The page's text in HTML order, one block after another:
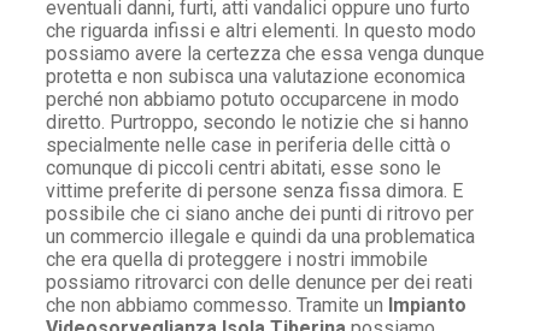
eventuali danni, furti, atti vandalici oppure uno furto
che riguarda infissi e altri elementi. In questo modo
possiamo avere la certezza che essa venga dunque
protetta e non subisca una valutazione economica
perché non abbiamo potuto occuparcene in modo
diretto. Purtroppo, secondo le notizie che si hanno
specialmente nelle case in periferia delle città o
comunque di piccoli centri abitati, esse sono le
vittime preferite di persone senza fissa dimora. E
possibile che ci siano anche dei punti di ritrovo per
un commercio illegale e quindi da una problematica
che era quella di proteggere i nostri immobile
possiamo ritrovarci con delle denunce per dei reati
che non abbiamo commesso. Tramite un Impianto